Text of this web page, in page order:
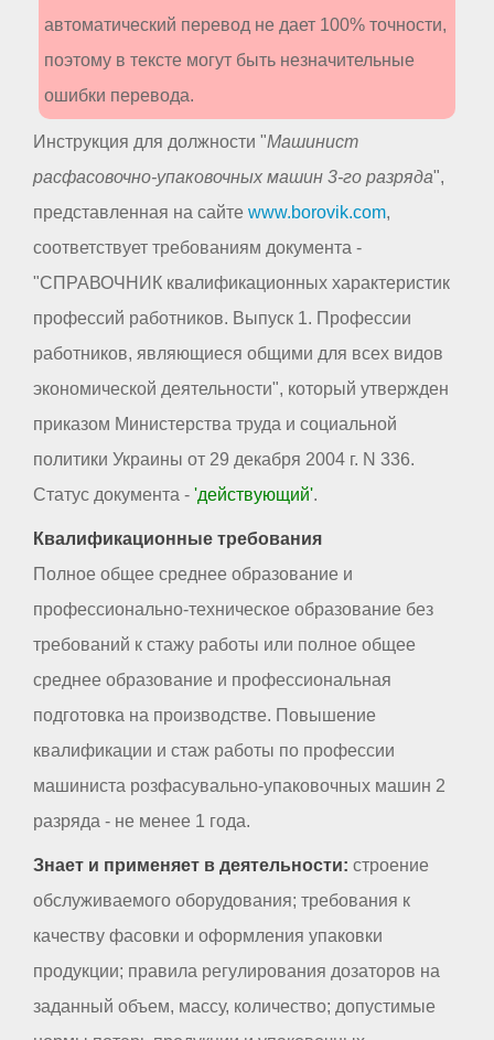
автоматический перевод не дает 100% точности,
поэтому в тексте могут быть незначительные
ошибки перевода.
Инструкция для должности "Машинист
расфасовочно-упаковочных машин 3-го разряда",
представленная на сайте www.borovik.com,
соответствует требованиям документа -
"СПРАВОЧНИК квалификационных характеристик
профессий работников. Выпуск 1. Профессии
работников, являющиеся общими для всех видов
экономической деятельности", который утвержден
приказом Министерства труда и социальной
политики Украины от 29 декабря 2004 г. N 336.
Статус документа - 'действующий'.
Квалификационные требования
Полное общее среднее образование и
профессионально-техническое образование без
требований к стажу работы или полное общее
среднее образование и профессиональная
подготовка на производстве. Повышение
квалификации и стаж работы по профессии
машиниста розфасувально-упаковочных машин 2
разряда - не менее 1 года.
Знает и применяет в деятельности: строение
обслуживаемого оборудования; требования к
качеству фасовки и оформления упаковки
продукции; правила регулирования дозаторов на
заданный объем, массу, количество; допустимые